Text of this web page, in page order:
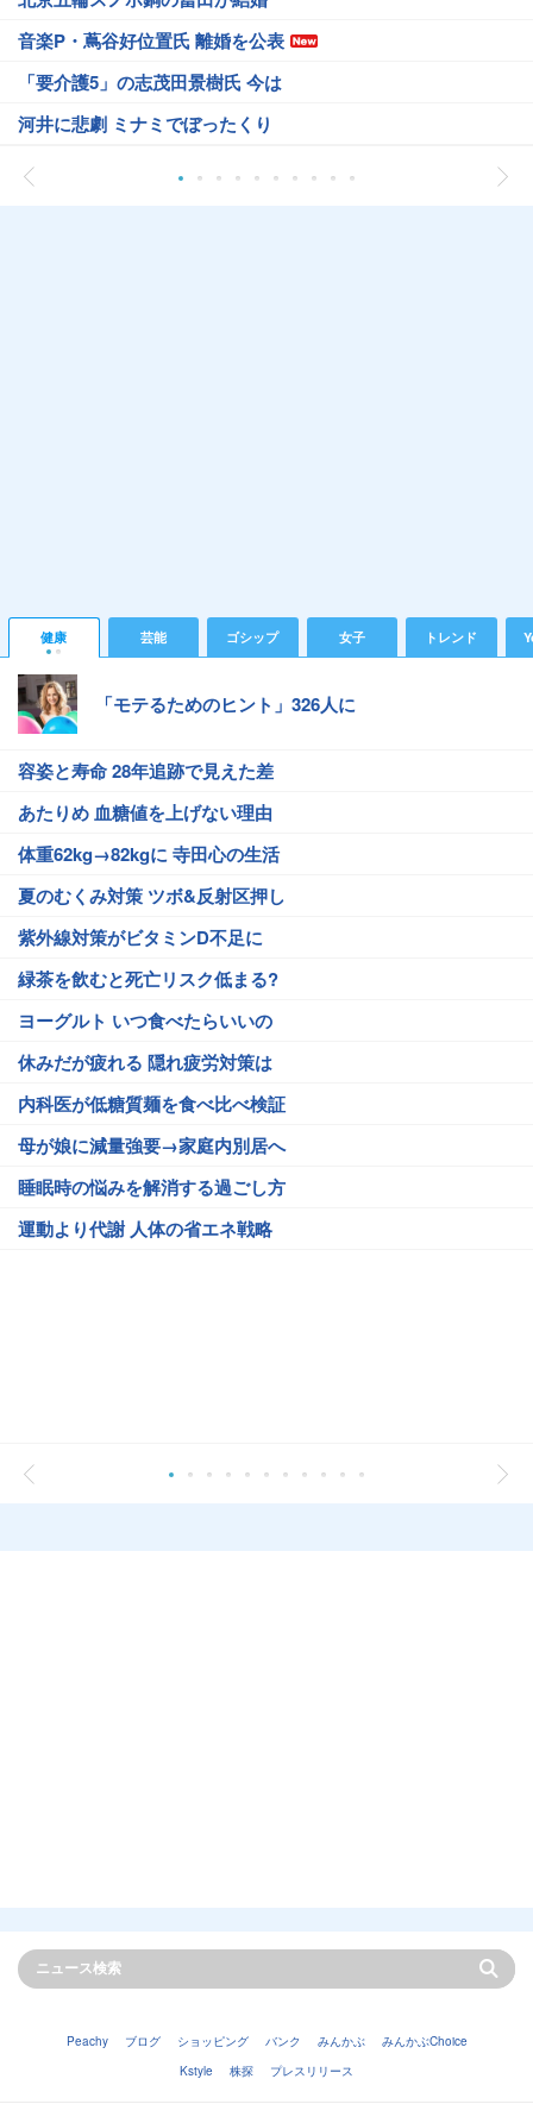
音楽P・蔦谷好位置氏 離婚を公表
「要介護5」の志茂田景樹氏 今は
河井に悲劇 ミナミでぼったくり
健康 芸能 ゴシップ 女子 トレンド
「モテるためのヒント」326人に
容姿と寿命 28年追跡で見えた差
あたりめ 血糖値を上げない理由
体重62kg→82kgに 寺田心の生活
夏のむくみ対策 ツボ&反射区押し
紫外線対策がビタミンD不足に
緑茶を飲むと死亡リスク低まる?
ヨーグルト いつ食べたらいいの
休みだが疲れる 隠れ疲労対策は
内科医が低糖質麺を食べ比べ検証
母が娘に減量強要→家庭内別居へ
睡眠時の悩みを解消する過ごし方
運動より代謝 人体の省エネ戦略
Peachy ブログ ショッピング バンク みんかぶ
みんかぶChoice
Kstyle
株探 プレスリリース